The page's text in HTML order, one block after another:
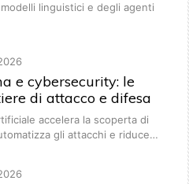
linguistici e degli agenti
e cybersecurity: le
di attacco e difesa
accelera la scoperta di
gli attacchi e riduce…